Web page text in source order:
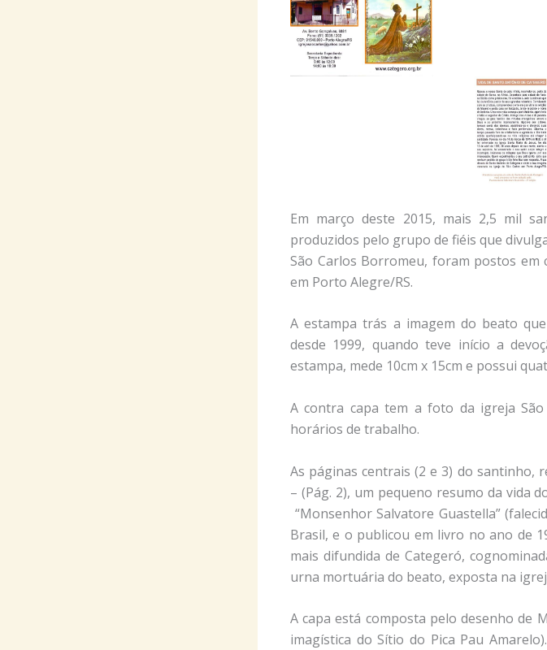
Em março deste 2015, mais 2,5 mil
produzidos pelo grupo de fiéis que
São Carlos Borromeu, foram postos em
em Porto Alegre/RS.
A estampa trás a imagem do beato
desde 1999, quando teve início a
estampa, mede 10cm x 15cm e possui
A contra capa tem a foto da igreja
horários de trabalho.
As páginas centrais (2 e 3) do santinho,
– (Pág. 2), um pequeno resumo da vida
“Monsenhor Salvatore Guastella”
Brasil, e o publicou em livro no ano de
mais difundida de Categeró,
urna mortuária do beato, exposta na
A capa está composta pelo desenho de
imagística do Sítio do Pica Pau